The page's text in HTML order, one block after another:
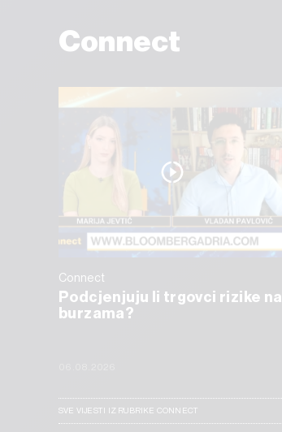
Connect
Connect
Podcjenjuju li trgovci rizike na
burzama?
SVE VIJESTI IZ RUBRIKE CONNECT